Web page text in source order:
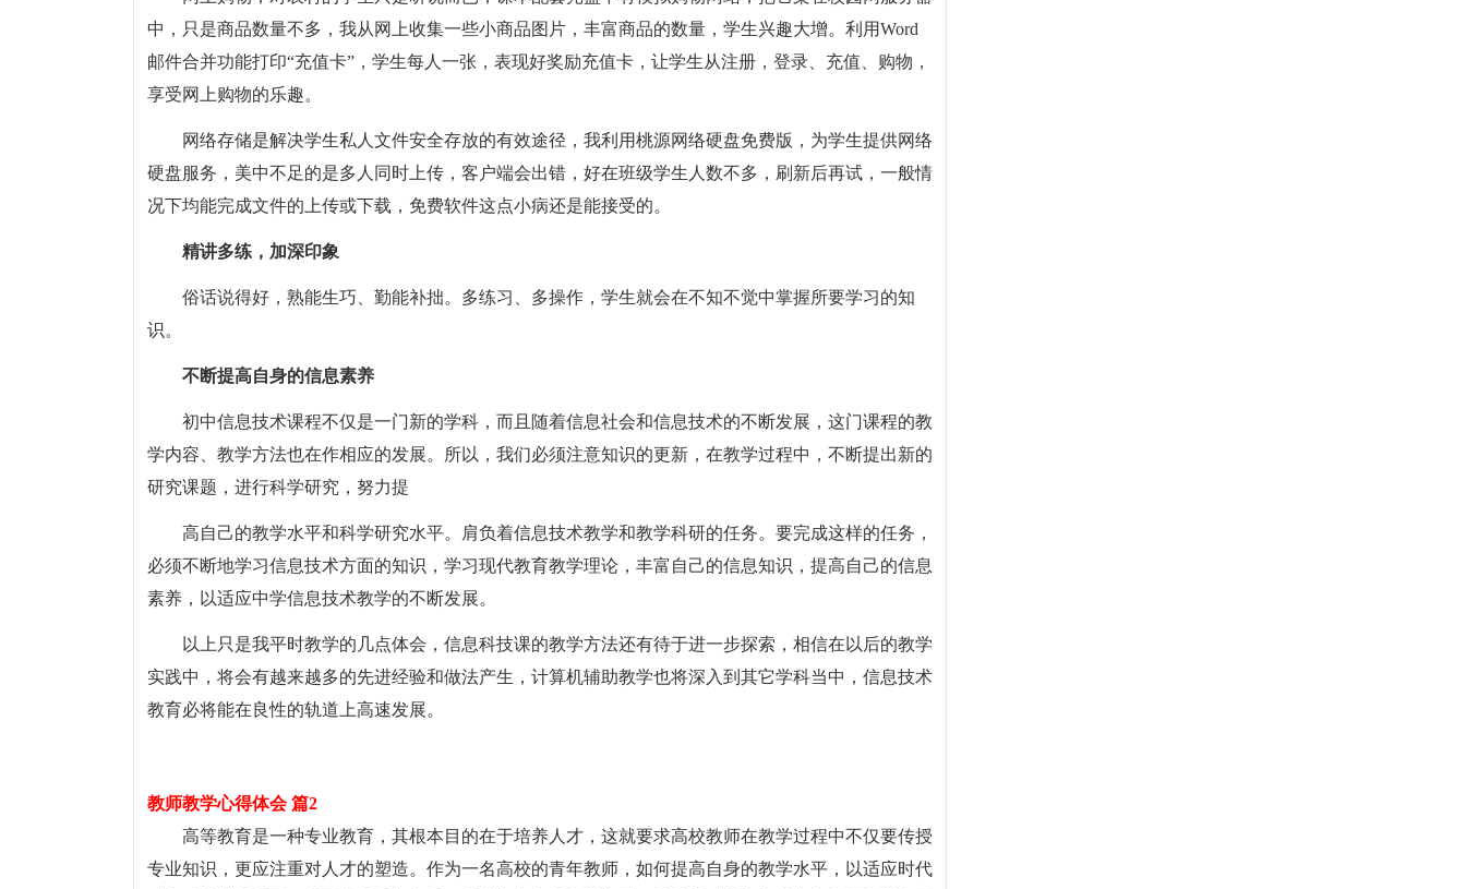
中，只是商品数量不多，我从网上收集一些小商品图片，丰富商品的数量，学生兴趣大增。利用Word
邮件合并功能打印“充值卡”，学生每人一张，表现好奖励充值卡，让学生从注册，登录、充值、购物，
享受网上购物的乐趣。
网络存储是解决学生私人文件安全存放的有效途径，我利用桃源网络硬盘免费版，为学生提供网络
硬盘服务，美中不足的是多人同时上传，客户端会出错，好在班级学生人数不多，刷新后再试，一般情
况下均能完成文件的上传或下载，免费软件这点小病还是能接受的。
精讲多练，加深印象
俗话说得好，熟能生巧、勤能补拙。多练习、多操作，学生就会在不知不觉中掌握所要学习的知
识。
不断提高自身的信息素养
初中信息技术课程不仅是一门新的学科，而且随着信息社会和信息技术的不断发展，这门课程的教
学内容、教学方法也在作相应的发展。所以，我们必须注意知识的更新，在教学过程中，不断提出新的
研究课题，进行科学研究，努力提
高自己的教学水平和科学研究水平。肩负着信息技术教学和教学科研的任务。要完成这样的任务，
必须不断地学习信息技术方面的知识，学习现代教育教学理论，丰富自己的信息知识，提高自己的信息
素养，以适应中学信息技术教学的不断发展。
以上只是我平时教学的几点体会，信息科技课的教学方法还有待于进一步探索，相信在以后的教学
实践中，将会有越来越多的先进经验和做法产生，计算机辅助教学也将深入到其它学科当中，信息技术
教育必将能在良性的轨道上高速发展。
教师教学心得体会 篇2
高等教育是一种专业教育，其根本目的在于培养人才，这就要求高校教师在教学过程中不仅要传授
专业知识，更应注重对人才的塑造。作为一名高校的青年教师，如何提高自身的教学水平，以适应时代